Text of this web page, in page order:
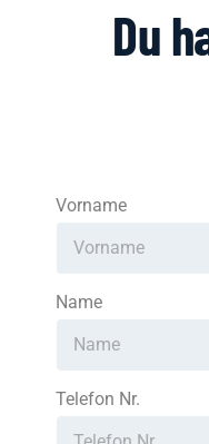
Du
Vorname
Name
Telefon Nr.